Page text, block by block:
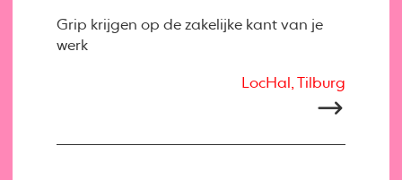
Grip krijgen op de zakelijke kant van je
werk
LocHal, Tilburg